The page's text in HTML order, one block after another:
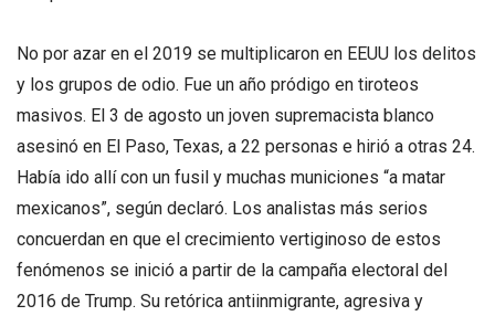
No por azar en el 2019 se multiplicaron en EEUU los delitos
y los grupos de odio. Fue un año pródigo en tiroteos
masivos. El 3 de agosto un joven supremacista blanco
asesinó en El Paso, Texas, a 22 personas e hirió a otras 24.
Había ido allí con un fusil y muchas municiones “a matar
mexicanos”, según declaró. Los analistas más serios
concuerdan en que el crecimiento vertiginoso de estos
fenómenos se inició a partir de la campaña electoral del
2016 de Trump. Su retórica antiinmigrante, agresiva y